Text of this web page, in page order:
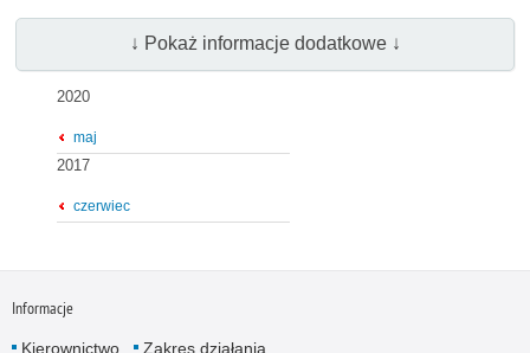
↓ Pokaż informacje dodatkowe ↓
2020
maj
2017
czerwiec
Informacje
Kierownictwo
Zakres działania